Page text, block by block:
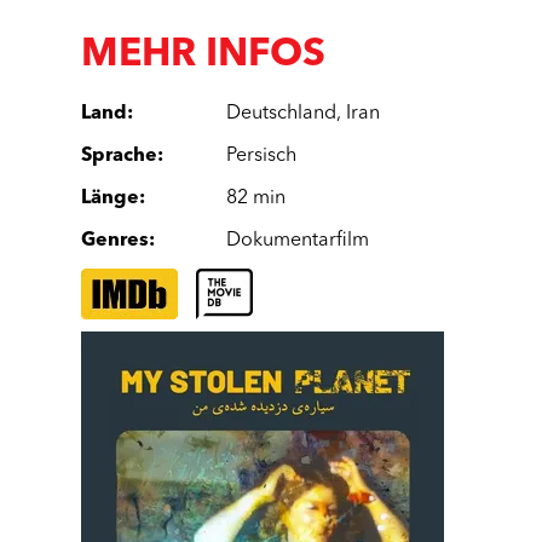
MEHR INFOS
Land : Deutschland, Iran
Sprache: Persisch
Länge: 82 min
Genres: Dokumentarfilm